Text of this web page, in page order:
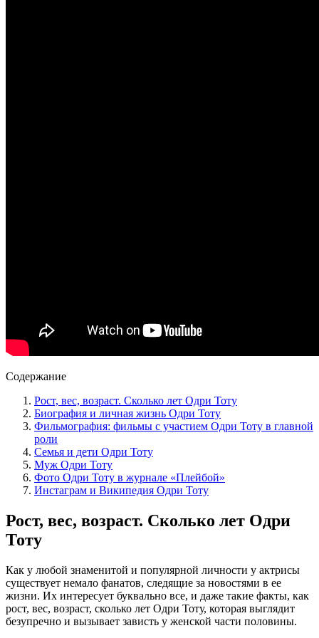
Содержание
Рост, вес, возраст. Сколько лет Одри Тоту
Биография и личная жизнь Одри Тоту
Фильмография: фильмы с участием Одри Тоту в главной
роли
Семья и дети Одри Тоту
Муж Одри Тоту
Фото Одри Тоту в журнале «Плейбой»
Инстаграм и Википедия Одри Тоту
Рост, вес, возраст. Сколько лет Одри
Тоту
Как у любой знаменитой и популярной личности у актрисы
существует немало фанатов, следящие за новостями в ее
жизни. Их интересует буквально все, и даже такие факты, как
рост, вес, возраст, сколько лет Одри Тоту, которая выглядит
безупречно и вызывает зависть у женской части половины.